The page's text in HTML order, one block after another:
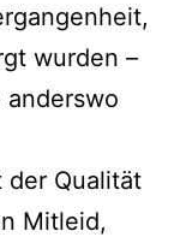
wurden –
der Qualität
Mitleid,